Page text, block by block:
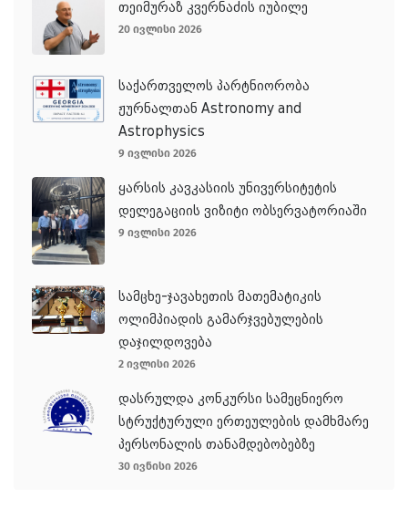
თეიმურაზ კვერნაძის იუბილე
20 ივლისი 2026
საქართველოს პარტნიორობა
ჟურნალთან Astronomy and
Astrophysics
9 ივლისი 2026
ყარსის კავკასიის უნივერსიტეტის
დელეგაციის ვიზიტი ობსერვატორიაში
9 ივლისი 2026
სამცხე-ჯავახეთის მათემატიკის
ოლიმპიადის გამარჯვებულების
დაჯილდოვება
2 ივლისი 2026
დასრულდა კონკურსი სამეცნიერო
სტრუქტურული ერთეულების დამხმარე
პერსონალის თანამდებობებზე
30 ივნისი 2026